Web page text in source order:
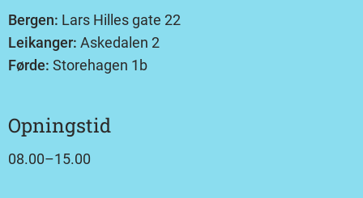
Bergen: Lars Hilles gate 22
Leikanger: Askedalen 2
Førde: Storehagen 1b
Opningstid
08.00–15.00